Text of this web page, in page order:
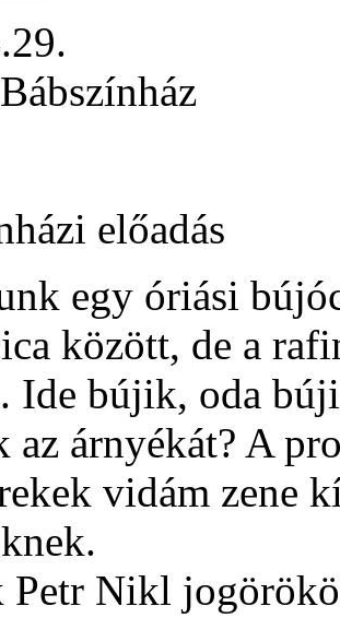
előadás
egy óriási
között, de a
Ide bújik, oda
az árnyékát? A
vidám zene
Petr Nikl